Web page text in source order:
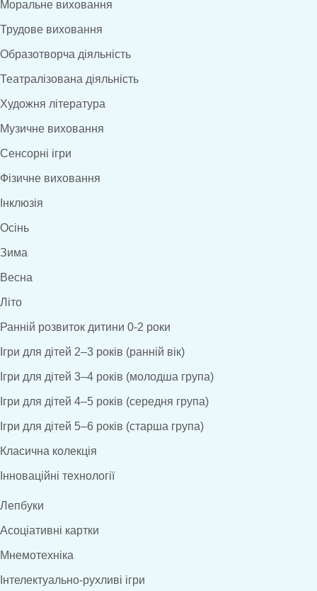
Моральне виховання
Трудове виховання
Образотворча діяльність
Театралізована діяльність
Художня література
Музичне виховання
Сенсорні ігри
Фізичне виховання
Інклюзія
Осінь
Зима
Весна
Літо
Ранній розвиток дитини 0-2 роки
Ігри для дітей 2–3 років (ранній вік)
Ігри для дітей 3–4 років (молодша група)
Ігри для дітей 4–5 років (середня група)
Ігри для дітей 5–6 років (старша група)
Класична колекція
Інноваційні технології
Лепбуки
Асоціативні картки
Мнемотехніка
Інтелектуально-рухливі ігри